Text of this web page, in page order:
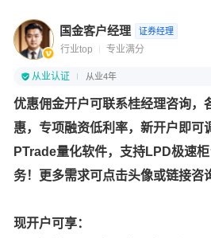
国金客户经理 证券经理
行业top 专业满分
从业认证 从业4年
优惠佣金开户可联系桂经理咨询，
惠，专项融资低利率，新开户即可
PTrade量化软件，支持LPD极速
务！更多需求可点击头像或链接咨
现开户可享：